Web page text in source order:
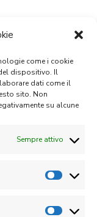
come i cookie
dispositivo. Il
dati come il
sito. Non
su alcune
Sempre attivo